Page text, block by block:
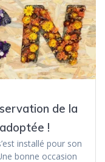
de la
!
installé pour son
bonne occasion